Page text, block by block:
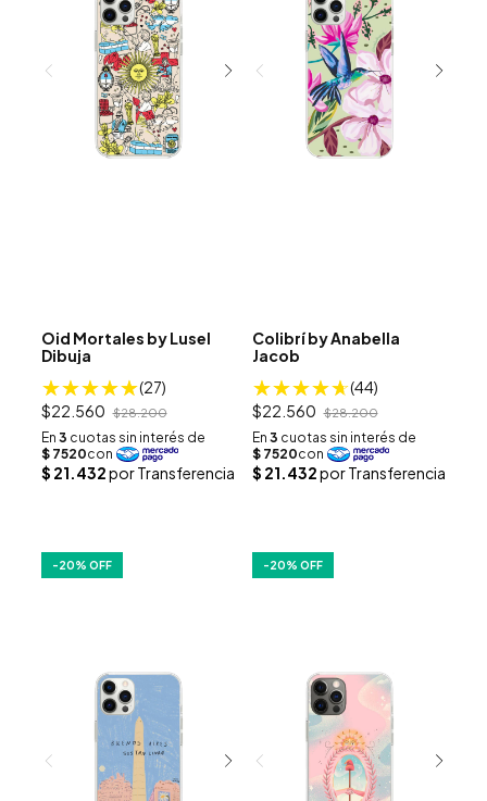
Oid Mortales by Lusel
Dibuja
(27)
$22.560 $28.200
Colibrí­ by Anabella
Jacob
(44)
$22.560 $28.200
-20% OFF -20% OFF